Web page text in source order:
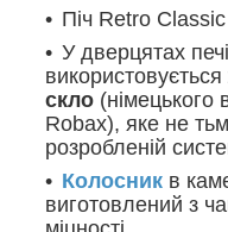
Піч Retro Classic
У дверцятах печі
використовується
скло (німецького
Robax), яке не
розробленій
Колосник в
виготовлений з